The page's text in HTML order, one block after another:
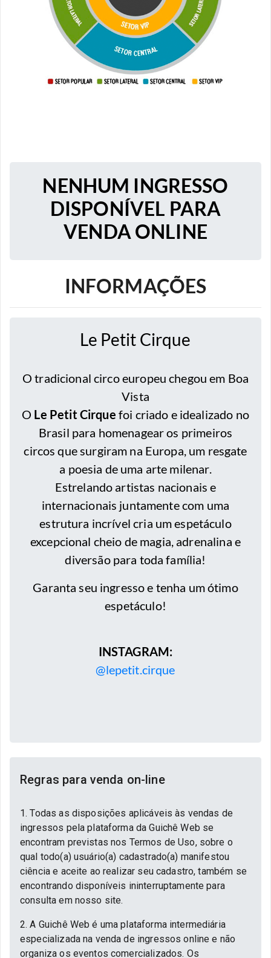
NENHUM INGRESSO
DISPONÍVEL PARA
VENDA ONLINE
INFORMAÇÕES
Le Petit Cirque
O tradicional circo europeu chegou em Boa
Vista
O Le Petit Cirque foi criado e idealizado no
Brasil para homenagear os primeiros
circos que surgiram na Europa, um resgate
a poesia de uma arte milenar.
Estrelando artistas nacionais e
internacionais juntamente com uma
estrutura incrível cria um espetáculo
excepcional cheio de magia, adrenalina e
diversão para toda família!
Garanta seu ingresso e tenha um ótimo
espetáculo!
INSTAGRAM:
@lepetit.cirque
Regras para venda on-line
1. Todas as disposições aplicáveis às vendas de
ingressos pela plataforma da Guichê Web se
encontram previstas nos Termos de Uso, sobre o
qual todo(a) usuário(a) cadastrado(a) manifestou
ciência e aceite ao realizar seu cadastro, também se
encontrando disponíveis ininterruptamente para
consulta em nosso site.
2. A Guichê Web é uma plataforma intermediária
especializada na venda de ingressos online e não
organiza os eventos comercializados. Os